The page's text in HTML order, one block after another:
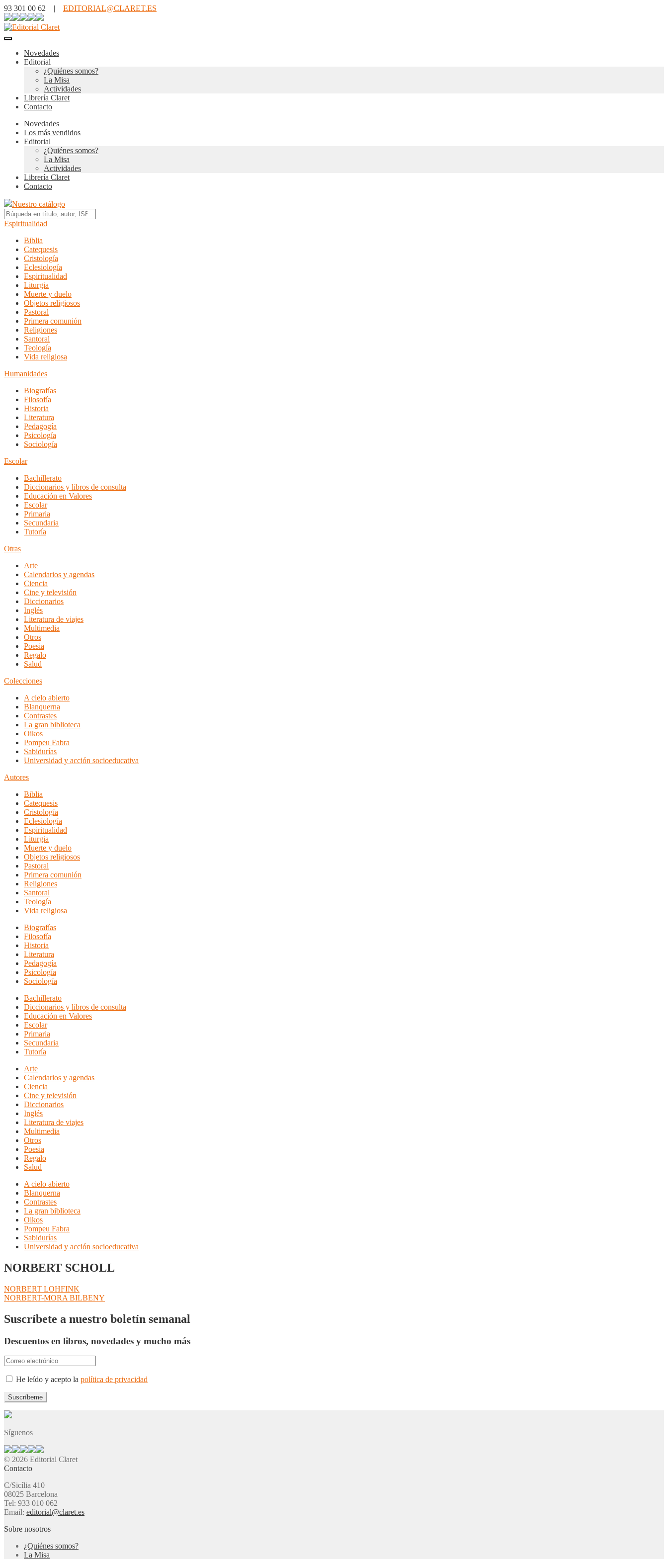
93 301 00 62 | EDITORIAL@CLARET.ES
Novedades
Editorial
¿Quiénes somos?
La Misa
Actividades
Librería Claret
Contacto
Novedades
Los más vendidos
Editorial
¿Quiénes somos?
La Misa
Actividades
Librería Claret
Contacto
Nuestro catálogo
Espiritualidad
Biblia
Catequesis
Cristología
Eclesiología
Espiritualidad
Liturgia
Muerte y duelo
Objetos religiosos
Pastoral
Primera comunión
Religiones
Santoral
Teología
Vida religiosa
Humanidades
Biografías
Filosofía
Historia
Literatura
Pedagogía
Psicología
Sociología
Escolar
Bachillerato
Diccionarios y libros de consulta
Educación en Valores
Escolar
Primaria
Secundaria
Tutoría
Otras
Arte
Calendarios y agendas
Ciencia
Cine y televisión
Diccionarios
Inglés
Literatura de viajes
Multimedia
Otros
Poesia
Regalo
Salud
Colecciones
A cielo abierto
Blanquerna
Contrastes
La gran biblioteca
Oikos
Pompeu Fabra
Sabidurías
Universidad y acción socioeducativa
Autores
Biblia
Catequesis
Cristología
Eclesiología
Espiritualidad
Liturgia
Muerte y duelo
Objetos religiosos
Pastoral
Primera comunión
Religiones
Santoral
Teología
Vida religiosa
Biografías
Filosofía
Historia
Literatura
Pedagogía
Psicología
Sociología
Bachillerato
Diccionarios y libros de consulta
Educación en Valores
Escolar
Primaria
Secundaria
Tutoría
Arte
Calendarios y agendas
Ciencia
Cine y televisión
Diccionarios
Inglés
Literatura de viajes
Multimedia
Otros
Poesia
Regalo
Salud
A cielo abierto
Blanquerna
Contrastes
La gran biblioteca
Oikos
Pompeu Fabra
Sabidurías
Universidad y acción socioeducativa
NORBERT SCHOLL
Navegación
de
entradas
Anterior:
NORBERT LOHFINK
Siguiente:
NORBERT-MORA BILBENY
Suscríbete a nuestro boletín semanal
Descuentos en libros, novedades y mucho más
He leído y acepto la política de privacidad
Síguenos
© 2026 Editorial Claret
Contacto
C/Sicília 410
08025 Barcelona
Tel: 933 010 062
Email: editorial@claret.es
Sobre nosotros
¿Quiénes somos?
La Misa